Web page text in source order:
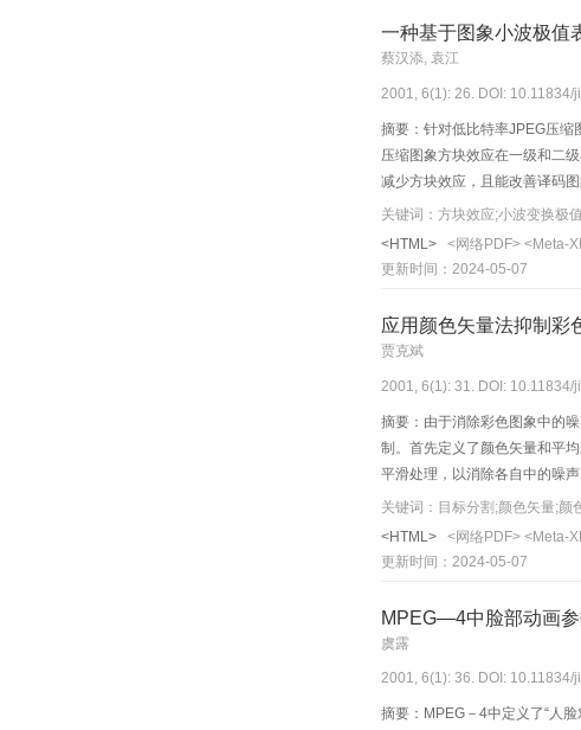
一种基于图象小波极值
蔡汉添, 袁江
2001, 6(1): 26. DOI: 10.11834/
摘要：针对低比特率JPEG压
压缩图象方块效应在一级和二
减少方块效应，且能改善译码
关键词：方块效应;小波变换极
<HTML>
<网络PDF> <Meta-
更新时间：2024-05-07
应用颜色矢量法抑制彩
贾克斌
2001, 6(1): 31. DOI: 10.11834/
摘要：由于消除彩色图象中的
制。首先定义了颜色矢量和平
平滑处理，以消除各自中的噪
要适用于由多个单色目标和复
<HTML>
<网络PDF> <Meta-
更新时间：2024-05-07
MPEG—4中脸部动画
虞露
2001, 6(1): 36. DOI: 10.11834/
摘要：MPEG－4中定义了“人